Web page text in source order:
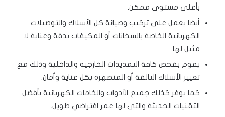
بأعلى مستوى ممكن.
أيضا يعمل على تركيب وصيانة كل الأسلاك والتوصيلات
الكهربائية الخاصة بالسخانات أو المكيفات بدقة وعناية لا
مثيل لها.
يقوم بفحص كافة التمديدات الخارجية والداخلية وذلك مع
تغيير الأسلاك التالفة أو المنصهرة بكل عناية وأمان.
كما يوفر كذلك جميع الأدوات والخامات الكهربائية بأفضل
التقنيات الحديثة والتي لها عمر افتراضي طويل.